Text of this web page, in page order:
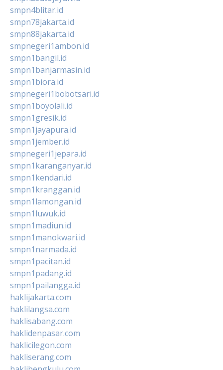
smpn4blitar.id
smpn78jakarta.id
smpn88jakarta.id
smpnegeri1ambon.id
smpn1bangil.id
smpn1banjarmasin.id
smpn1biora.id
smpnegeri1bobotsari.id
smpn1boyolali.id
smpn1gresik.id
smpn1jayapura.id
smpn1jember.id
smpnegeri1jepara.id
smpn1karanganyar.id
smpn1kendari.id
smpn1kranggan.id
smpn1lamongan.id
smpn1luwuk.id
smpn1madiun.id
smpn1manokwari.id
smpn1narmada.id
smpn1pacitan.id
smpn1padang.id
smpn1pailangga.id
haklijakarta.com
haklilangsa.com
haklisabang.com
haklidenpasar.com
haklicilegon.com
hakliserang.com